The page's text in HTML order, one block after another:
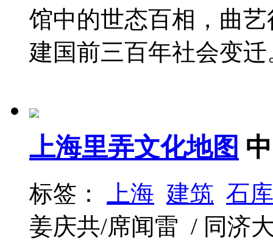
馆中的世态百相，曲
建国前三百年社会变
上海里弄文化地图
标签： 上海 建筑 石
姜庆共/席闻雷 / 同济